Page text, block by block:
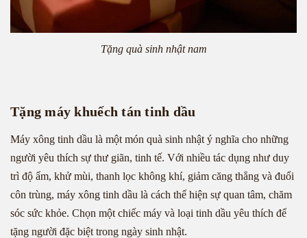
Tặng quà sinh nhật nam
Tặng máy khuếch tán tinh dầu
Máy xông tinh dầu là một món quà sinh nhật ý nghĩa cho những
người yêu thích sự thư giãn, tinh tế. Với nhiều tác dụng như duy
trì độ ẩm, khử mùi, thanh lọc không khí, giảm căng thẳng và đuổi
côn trùng, máy xông tinh dầu là cách thể hiện sự quan tâm, chăm
sóc sức khỏe. Chọn một chiếc máy và loại tinh dầu yêu thích để
tặng người đặc biệt trong ngày sinh nhật.